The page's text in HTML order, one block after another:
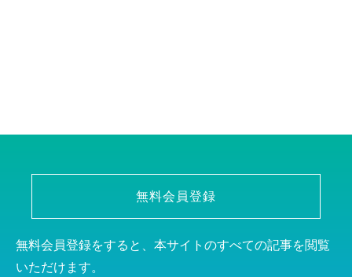
無料会員登録
無料会員登録をすると、本サイトのすべての記事を閲覧
いただけます。